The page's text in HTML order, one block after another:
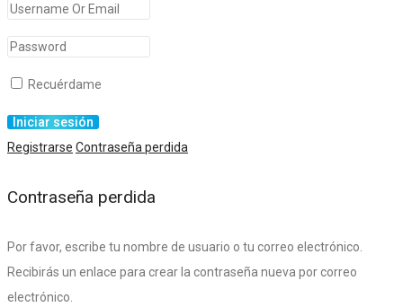
Recuérdame
Registrarse Contraseña perdida
Contraseña perdida
Por favor, escribe tu nombre de usuario o tu correo electrónico.
Recibirás un enlace para crear la contraseña nueva por correo
electrónico.